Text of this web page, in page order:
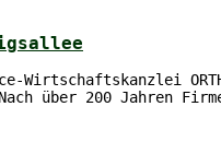
über 200 Jahren